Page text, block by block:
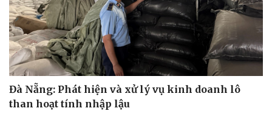
Đà Nẵng: Phát hiện và xử lý vụ kinh doanh lô
than hoạt tính nhập lậu